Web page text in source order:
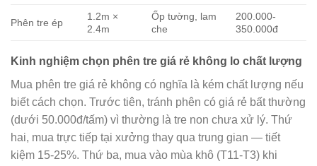
Phên tre ép
1.2m ×
2.4m
Ốp tường, lam
che
200.000-
350.000đ
Kinh nghiệm chọn phên tre giá rẻ không lo chất lượng
Mua phên tre giá rẻ không có nghĩa là kém chất lượng nếu
biết cách chọn. Trước tiên, tránh phên có giá rẻ bất thường
(dưới 50.000đ/tấm) vì thường là tre non chưa xử lý. Thứ
hai, mua trực tiếp tại xưởng thay qua trung gian — tiết
kiệm 15-25%. Thứ ba, mua vào mùa khô (T11-T3) khi